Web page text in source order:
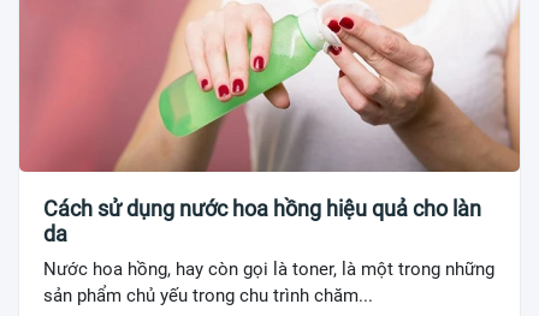
Cách sử dụng nước hoa hồng hiệu quả cho làn
da
Nước hoa hồng, hay còn gọi là toner, là một trong những
sản phẩm chủ yếu trong chu trình chăm...